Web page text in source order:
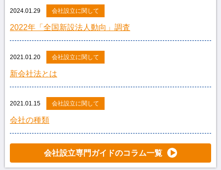
2024.01.29 会社設立に関して
2022年「全国新設法人動向」調査
2021.01.20 会社設立に関して
新会社法とは
2021.01.15 会社設立に関して
会社の種類
会社設立専門ガイドのコラム一覧